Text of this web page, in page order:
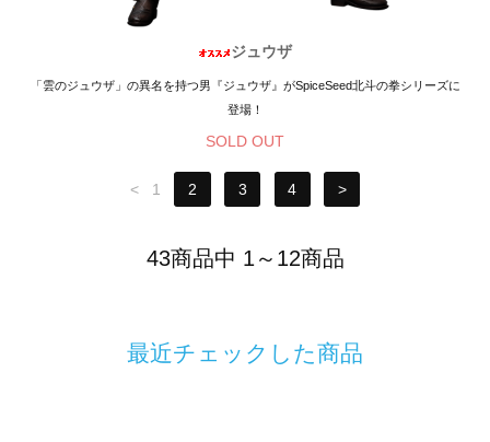
ジュウザ
「雲のジュウザ」の異名を持つ男『ジュウザ』がSpiceSeed北斗の拳シリーズに
登場！
SOLD OUT
< 1 2 3 4 >
43商品中 1～12商品
最近チェックした商品